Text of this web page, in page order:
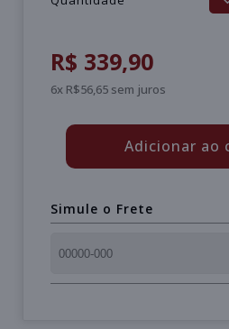
R$ 339,90
6x R$56,65 sem juros
Adicionar ao
Simule o Frete